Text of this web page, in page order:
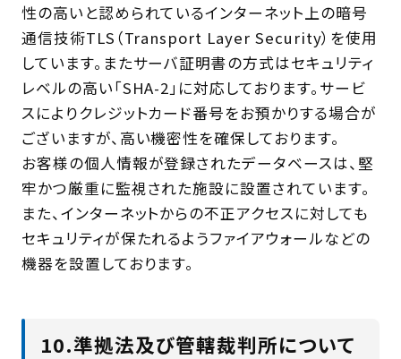
性の高いと認められているインターネット上の暗号
通信技術TLS（Transport Layer Security）を使用
しています。またサーバ証明書の方式はセキュリティ
レベルの高い「SHA-2」に対応しております。サービ
スによりクレジットカード番号をお預かりする場合が
ございますが、高い機密性を確保しております。
お客様の個人情報が登録されたデータベースは、堅
牢かつ厳重に監視された施設に設置されています。
また、インターネットからの不正アクセスに対しても
セキュリティが保たれるようファイアウォールなどの
機器を設置しております。
10.準拠法及び管轄裁判所について